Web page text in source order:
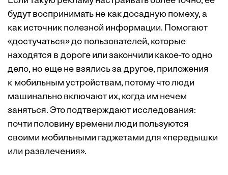
будут воспринимать не как досадную помеху, а
как источник полезной информации. Помогают
«достучаться» до пользователей, которые
находятся в дороге или закончили какое-то одно
дело, но еще не взялись за другое, приложения
к мобильным устройствам, потому что люди
машинально включают их, когда им нечем
заняться. Это подтверждают исследования:
почти половину времени люди пользуются
своими мобильными гаджетами для «передышки
или развлечения».